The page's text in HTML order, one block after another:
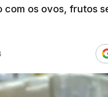
com os ovos, frutos